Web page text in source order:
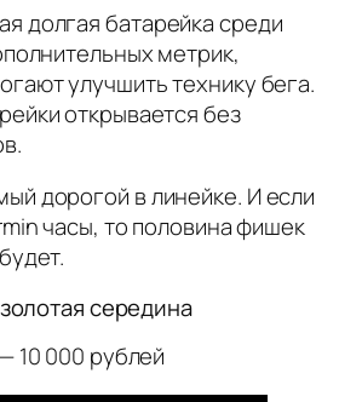
долгая батарейка среди
метрик,
улучшить технику бега.
открывается без
дорогой в линейке. И если
часы, то половина фишек
середина
10 000 рублей